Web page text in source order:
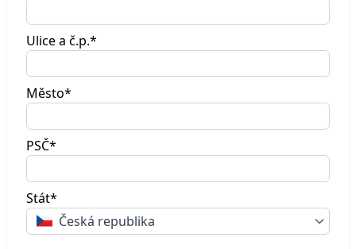
Ulice a č.p.*
Město*
PSČ*
Stát*
Česká republika